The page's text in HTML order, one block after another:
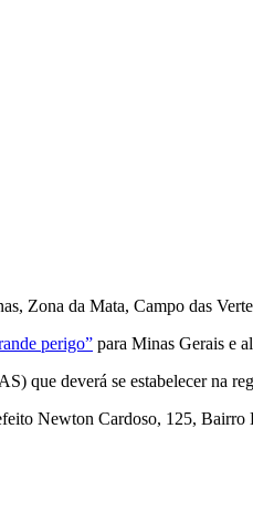
Zona da Mata, Campo das
perigo” para Minas Gerais e
que deverá se estabelecer na
Newton Cardoso, 125,